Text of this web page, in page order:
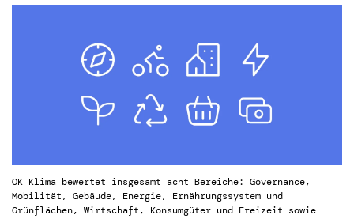
OK Klima bewertet insgesamt acht Bereiche: Governance,
Mobilität, Gebäude, Energie, Ernährungssystem und
Grünflächen, Wirtschaft, Konsumgüter und Freizeit sowie